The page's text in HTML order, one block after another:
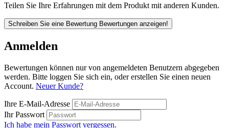
Teilen Sie Ihre Erfahrungen mit dem Produkt mit anderen Kunden.
Schreiben Sie eine Bewertung Bewertungen anzeigen!
Anmelden
Bewertungen können nur von angemeldeten Benutzern abgegeben
werden. Bitte loggen Sie sich ein, oder erstellen Sie einen neuen
Account. Neuer Kunde?
Ihre E-Mail-Adresse
Ihr Passwort
Ich habe mein Passwort vergessen.